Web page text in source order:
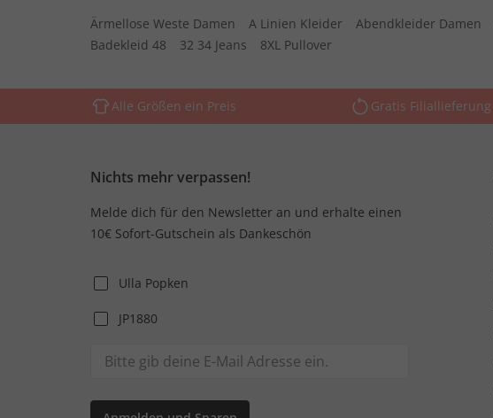
Ärmellose Weste Damen A Linien Kleider Abendkleider Damen
Badekleid 48
32 34 Jeans 8XL Pullover
Alle Größen ein Preis Gratis Filiallieferung
Nichts mehr verpassen!
Melde dich für den Newsletter an und erhalte einen
10€ Sofort-Gutschein als Dankeschön
Ulla Popken
JP1880